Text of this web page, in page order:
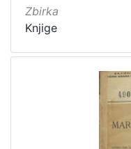
Zbirka
Knjige